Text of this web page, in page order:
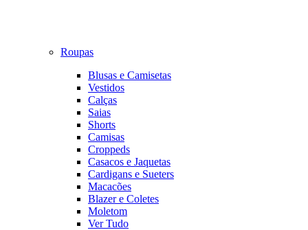
Roupas
Blusas e Camisetas
Vestidos
Calças
Saias
Shorts
Camisas
Croppeds
Casacos e Jaquetas
Cardigans e Sueters
Macacões
Blazer e Coletes
Moletom
Ver Tudo